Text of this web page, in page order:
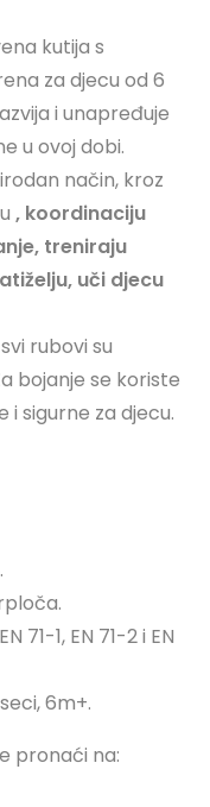
kutija s
za djecu od 6
i unapređuje
u ovoj dobi.
način, kroz
, koordinaciju
treniraju
uči djecu
svi rubovi su
bojanje se koriste
i sigurne za djecu.
71-1, EN 71-2 i EN
6m+.
pronaći na: